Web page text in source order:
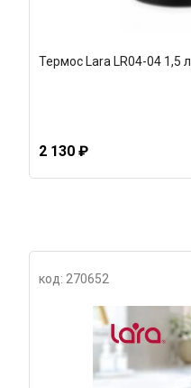
Термос Lara LR04-04 1,5 л
2 130 ₽
код: 270652